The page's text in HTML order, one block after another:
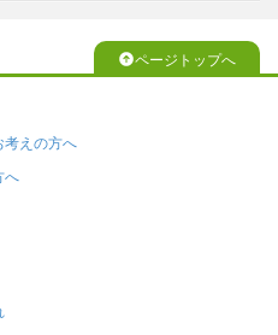
ページトップへ
考えの方へ
へ